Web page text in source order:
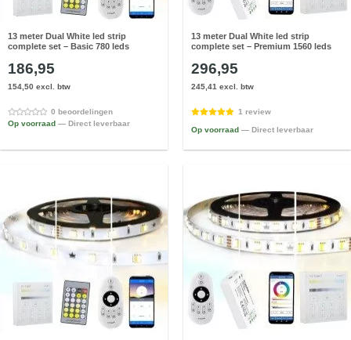
13 meter Dual White led strip
complete set – Basic 780 leds
186,95
154,50 excl. btw
0 beoordelingen
Op voorraad — Direct leverbaar
13 meter Dual White led strip
complete set – Premium 1560 leds
296,95
245,41 excl. btw
1 review
Op voorraad — Direct leverbaar